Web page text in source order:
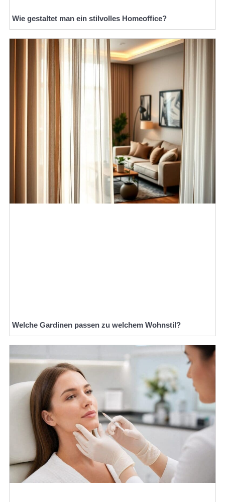
Wie gestaltet man ein stilvolles Homeoffice?
Welche Gardinen passen zu welchem Wohnstil?